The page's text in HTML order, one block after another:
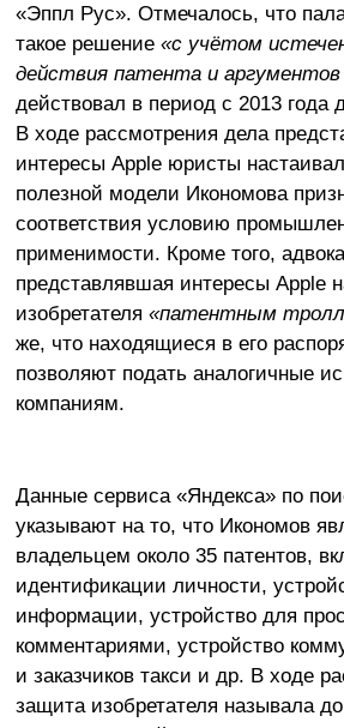
«Эппл Рус». Отмечалось, что
такое решение «с учётом
действия патента и
действовал в период с 2013 года
В ходе рассмотрения дела
интересы Apple юристы
полезной модели Икономова
соответствия условию
применимости. Кроме того,
представлявшая интересы Apple
изобретателя «патентным
же, что находящиеся в его
позволяют подать аналогичные
компаниям.
Данные сервиса «Яндекса» по
указывают на то, что Икономов
владельцем около 35 патентов,
идентификации личности,
информации, устройство для
комментариями, устройство
и заказчиков такси и др. В ходе
защита изобретателя называла